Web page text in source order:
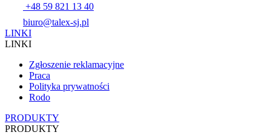
+48 59 821 13 40
biuro@talex-sj.pl
LINKI
LINKI
Zgłoszenie reklamacyjne
Praca
Polityka prywatności
Rodo
PRODUKTY
PRODUKTY